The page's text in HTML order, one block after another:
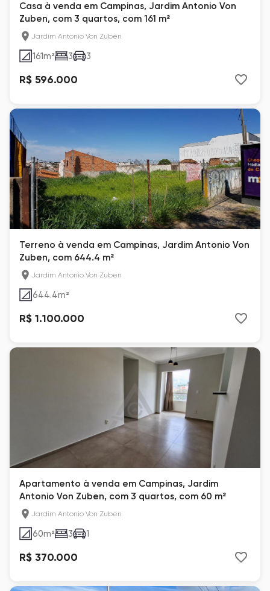
Casa à venda em Campinas, Jardim Antonio Von
Zuben, com 3 quartos, com 161 m²
Jardim Antonio Von Zuben
161m² 3 3
R$ 596.000
Terreno à venda em Campinas, Jardim Antonio Von
Zuben, com 644.4 m²
Jardim Antonio Von Zuben
644.4m²
R$ 1.100.000
Apartamento à venda em Campinas, Jardim
Antonio Von Zuben, com 3 quartos, com 60 m²
Jardim Antonio Von Zuben
60m² 3 1
R$ 370.000